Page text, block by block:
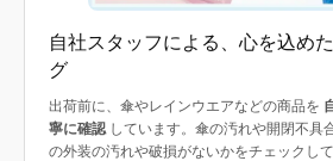
自社スタッフによる、心を込め
グ
出荷前に、傘やレインウエアなどの商品を
寧に確認 しています。傘の汚れや開閉不具
の外装の汚れや破損がないかをチェックして